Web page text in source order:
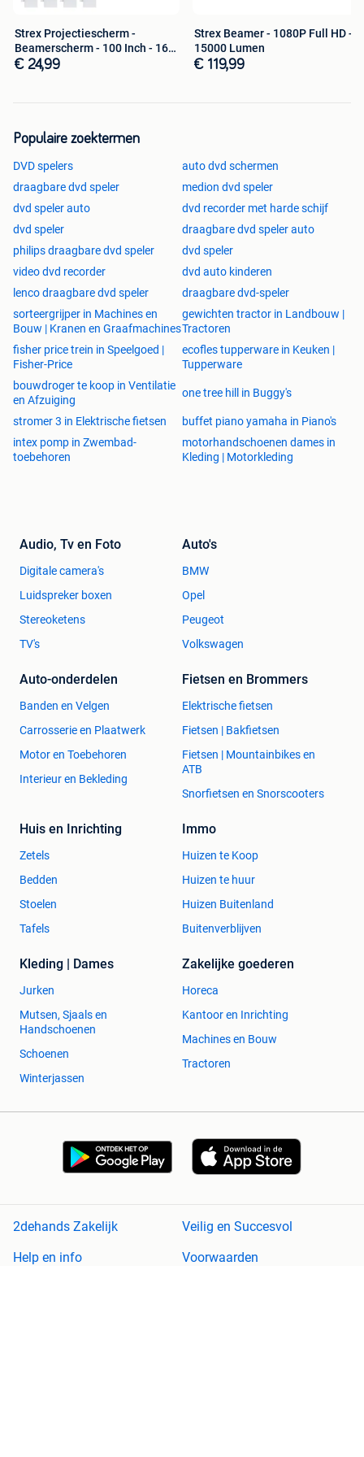
Productspecificaties
Geschikt voor: het afspelen van DVD’s, CD’s,
bestanden vanaf een USB-stick
kabel
1080P Full HD
Regiovrije DVD speler
Compatibel met NTCS/PAL/Auto system
Antislip voetjes
Gewicht: 890 g
Kleur: zwart
Productafmetingen: 18 x 22 x 3,8 cm
Let op: deze DVD speler met USB ondersteunt geen
Blu-Ray discs. Wel is de DVD speler met USB
compatibel met NTSC/PAL/Auto system.
Op werkdagen voor 23:59 besteld, morgen in huis
Strex Projectiescherm -
Beamerscherm - 100 Inch - 16:9
-
€ 24,99
Strex Beamer - 1080P Full HD -
15000 Lumen
€ 119,99
Populaire zoektermen
DVD spelers
auto dvd schermen
draagbare dvd speler
medion dvd speler
dvd speler auto
dvd recorder met harde schijf
dvd speler
draagbare dvd speler auto
philips draagbare dvd speler
dvd speler
video dvd recorder
dvd auto kinderen
lenco draagbare dvd speler
draagbare dvd-speler
sorteergrijper in Machines en
Bouw | Kranen en Graafmachines
gewichten tractor in Landbouw |
Tractoren
fisher price trein in Speelgoed |
Fisher-Price
ecofles tupperware in Keuken |
Tupperware
bouwdroger te koop in Ventilatie
en Afzuiging
one tree hill in Buggy's
stromer 3 in Elektrische fietsen
buffet piano yamaha in Piano's
intex pomp in Zwembad-
toebehoren
motorhandschoenen dames in
Kleding | Motorkleding
Audio, Tv en Foto
Digitale camera's
Luidspreker boxen
Stereoketens
TV's
Auto's
BMW
Opel
Peugeot
Volkswagen
Auto-onderdelen
Banden en Velgen
Carrosserie en Plaatwerk
Motor en Toebehoren
Interieur en Bekleding
Fietsen en Brommers
Elektrische fietsen
Fietsen | Bakfietsen
Fietsen | Mountainbikes en
ATB
Snorfietsen en Snorscooters
Huis en Inrichting
Zetels
Bedden
Stoelen
Tafels
Immo
Huizen te Koop
Huizen te huur
Huizen Buitenland
Buitenverblijven
Kleding | Dames
Jurken
Mutsen, Sjaals en
Handschoenen
Schoenen
Winterjassen
Zakelijke goederen
Horeca
Kantoor en Inrichting
Machines en Bouw
Tractoren
2dehands Zakelijk
Veilig en Succesvol
Help en info
Voorwaarden